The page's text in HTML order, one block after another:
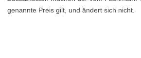
genannte Preis gilt, und ändert sich nicht.